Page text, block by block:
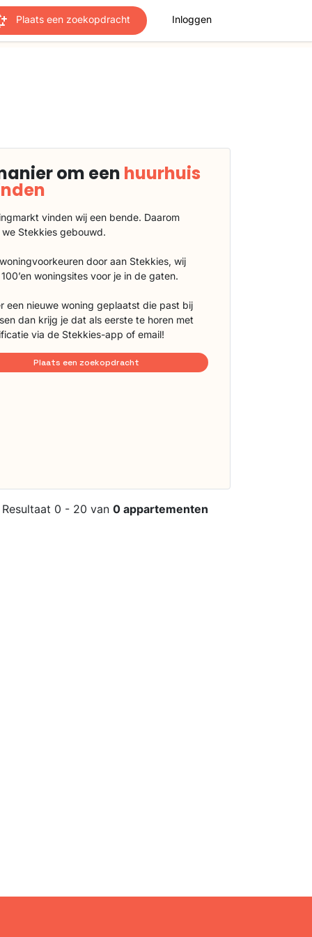
Plaats een zoekopdracht Inloggen
om een huurhuis
vinden wij een bende. Daarom
Stekkies gebouwd.
door aan Stekkies, wij
woningsites voor je in de gaten.
een nieuwe woning geplaatst die past bij
dan krijg je dat als eerste te horen met
via de Stekkies-app of email!
Plaats een zoekopdracht
Resultaat 0 - 20 van 0 appartementen